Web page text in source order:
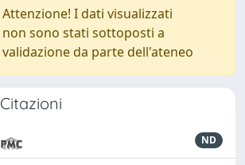
Attenzione! I dati visualizzati
non sono stati sottoposti a
validazione da parte dell'ateneo
Citazioni
ND